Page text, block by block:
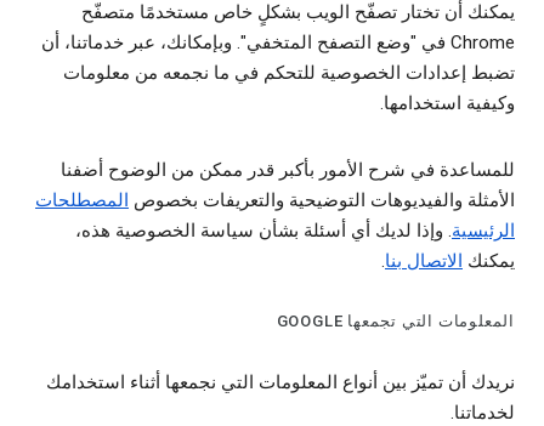
يمكنك أن تختار تصفّح الويب بشكلٍ خاص مستخدمًا متصفّح
Chrome في "وضع التصفح المتخفي". وبإمكانك، عبر خدماتنا، أن
تضبط إعدادات الخصوصية للتحكم في ما نجمعه من معلومات
وكيفية استخدامها.
للمساعدة في شرح الأمور بأكبر قدر ممكن من الوضوح أضفنا
الأمثلة والفيديوهات التوضيحية والتعريفات بخصوص المصطلحات
الرئيسية. وإذا لديك أي أسئلة بشأن سياسة الخصوصية هذه،
يمكنك الاتصال بنا.
المعلومات التي تجمعها GOOGLE
نريدك أن تميّز بين أنواع المعلومات التي نجمعها أثناء استخدامك
لخدماتنا.